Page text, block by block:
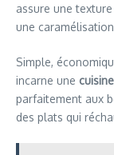
assure une
une
Simple,
incarne une
parfaitement aux
des plats qui